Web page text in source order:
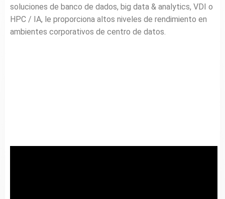
soluciones de banco de dados, big data & analytics, VDI o
HPC / IA, le proporciona altos niveles de rendimiento en
ambientes corporativos de centro de datos.